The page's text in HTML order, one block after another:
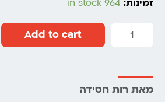
זמינות: 964 in stock
Add to cart
מאת רות חסידה